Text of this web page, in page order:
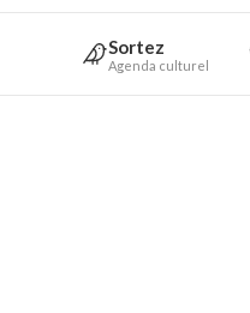
Sortez
Agenda culturel